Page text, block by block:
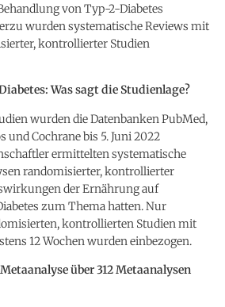
von Typ-2-Diabetes
wurden systematische Reviews mit
kontrollierter Studien
Was sagt die Studienlage?
wurden die Datenbanken PubMed,
und Cochrane bis 5. Juni 2022
ermittelten systematische
randomisierter, kontrollierter
der Ernährung auf
zum Thema hatten. Nur
kontrollierten Studien mit
12 Wochen wurden einbezogen.
über 312 Metaanalysen